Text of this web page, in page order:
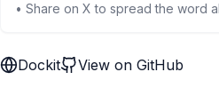
• Share on X to spread the word
Dockit View on GitHub